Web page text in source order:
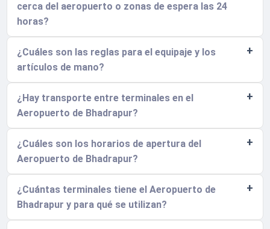
cerca del aeropuerto o zonas de espera las 24
horas?
¿Cuáles son las reglas para el equipaje y los
artículos de mano?
¿Hay transporte entre terminales en el
Aeropuerto de Bhadrapur?
¿Cuáles son los horarios de apertura del
Aeropuerto de Bhadrapur?
¿Cuántas terminales tiene el Aeropuerto de
Bhadrapur y para qué se utilizan?